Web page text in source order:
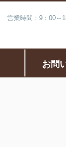
営業時間：9：00～
お問